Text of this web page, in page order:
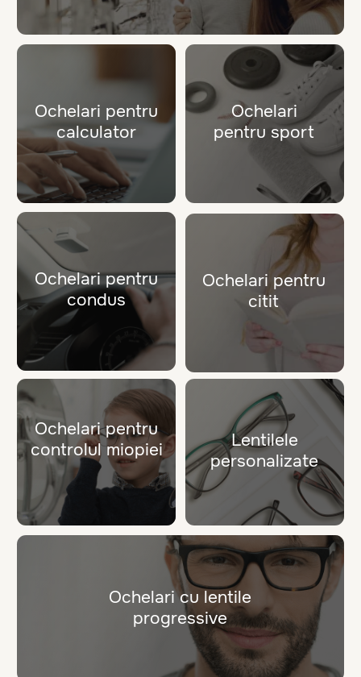
Tipuri de ochelari
Rame medicale
Ochelari de soare
Rama Lunii
Versace Sunglasses
Provocă soarele cu stil!